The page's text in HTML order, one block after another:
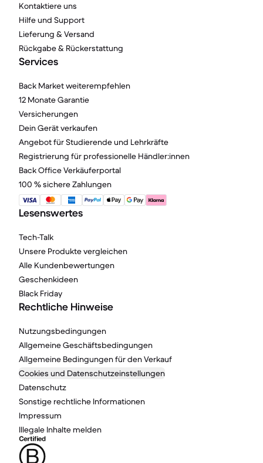
Kontaktiere uns
Hilfe und Support
Lieferung & Versand
Rückgabe & Rückerstattung
Services
Back Market weiterempfehlen
12 Monate Garantie
Versicherungen
Dein Gerät verkaufen
Angebot für Studierende und Lehrkräfte
Registrierung für professionelle Händler:innen
Back Office Verkäuferportal
100 % sichere Zahlungen
Lesenswertes
Tech-Talk
Unsere Produkte vergleichen
Alle Kundenbewertungen
Geschenkideen
Black Friday
Rechtliche Hinweise
Nutzungsbedingungen
Allgemeine Geschäftsbedingungen
Allgemeine Bedingungen für den Verkauf
Cookies und Datenschutzeinstellungen
Datenschutz
Sonstige rechtliche Informationen
Impressum
Illegale Inhalte melden